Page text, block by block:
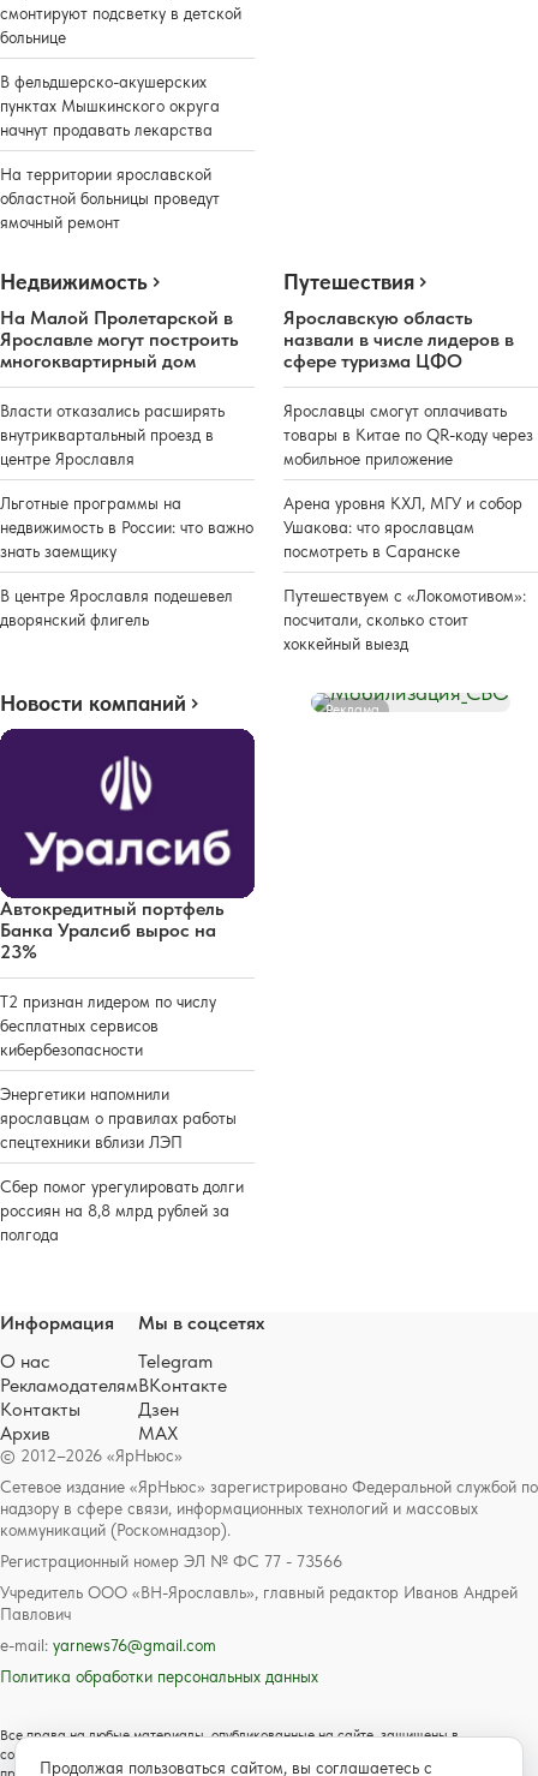
смонтируют подсветку в детской
больнице
В фельдшерско-акушерских
пунктах Мышкинского округа
начнут продавать лекарства
На территории ярославской
областной больницы проведут
ямочный ремонт
Недвижимость
На Малой Пролетарской в
Ярославле могут построить
многоквартирный дом
Власти отказались расширять
внутриквартальный проезд в
центре Ярославля
Льготные программы на
недвижимость в России: что важно
знать заемщику
В центре Ярославля подешевел
дворянский флигель
Путешествия
Ярославскую область
назвали в числе лидеров в
сфере туризма ЦФО
Ярославцы смогут оплачивать
товары в Китае по QR-коду через
мобильное приложение
Арена уровня КХЛ, МГУ и собор
Ушакова: что ярославцам
посмотреть в Саранске
Путешествуем с «Локомотивом»:
посчитали, сколько стоит
хоккейный выезд
Новости компаний
Автокредитный портфель
Банка Уралсиб вырос на
23%
Т2 признан лидером по числу
бесплатных сервисов
кибербезопасности
Энергетики напомнили
ярославцам о правилах работы
спецтехники вблизи ЛЭП
Сбер помог урегулировать долги
россиян на 8,8 млрд рублей за
полгода
Реклама
© 2012–2026 «ЯрНьюс»
Сетевое издание «ЯрНьюс» зарегистрировано Федеральной службой по
надзору в сфере связи, информационных технологий и массовых
коммуникаций (Роскомнадзор).
Регистрационный номер ЭЛ № ФС 77 - 73566
Учредитель ООО «ВН-Ярославль», главный редактор Иванов Андрей
Павлович
e-mail: yarnews76@gmail.com
Политика обработки персональных данных
Все права на любые материалы, опубликованные на сайте, защищены в
соответствии с российским и международным законодательством об авторском
Информация
О нас
Рекламодателям
Контакты
Архив
Мы в соцсетях
Telegram
ВКонтакте
Дзен
MAX
Продолжая пользоваться сайтом, вы соглашаетесь с